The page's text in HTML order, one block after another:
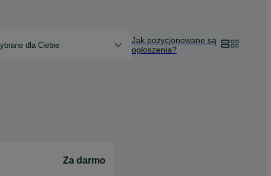
dla Ciebie
Jak pozycjonowane są
ogłoszenia?
Za darmo